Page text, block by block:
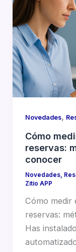
Novedades,
Cómo
reservas:
conocer
Novedades,
Zitio APP
Cómo medir
reservas:
Has